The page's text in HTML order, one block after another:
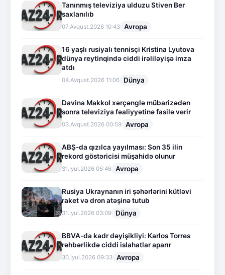
Tanınmış televiziya ulduzu Stiven Ber
saxlanılıb
07.Avqust.2026 10:43 Avropa
16 yaşlı rusiyalı tennisçi Kristina Lyutova
dünya reytinqində ciddi irəliləyişə imza
atdı
04.Avqust.2026 11:06 Dünya
Davina Makkol xərçənglə mübarizədən
sonra televiziya fəaliyyətinə fasilə verir
03.Avqust.2026 00:59 Avropa
ABŞ-da qızılca yayılması: Son 35 ilin
rekord göstəricisi müşahidə olunur
31.İyul.2026 05:46 Avropa
Rusiya Ukraynanın iri şəhərlərini kütləvi
raket və dron atəşinə tutub
31.İyul.2026 03:09 Dünya
BBVA-da kadr dəyişikliyi: Karlos Torres
rəhbərlikdə ciddi islahatlar aparır
30.İyul.2026 09:33 Avropa